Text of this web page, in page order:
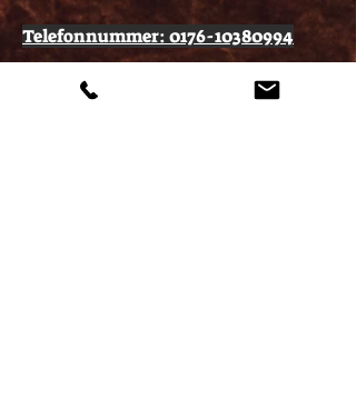
Telefonnummer:0176-10380994
Instagram warehouse_musicDJ